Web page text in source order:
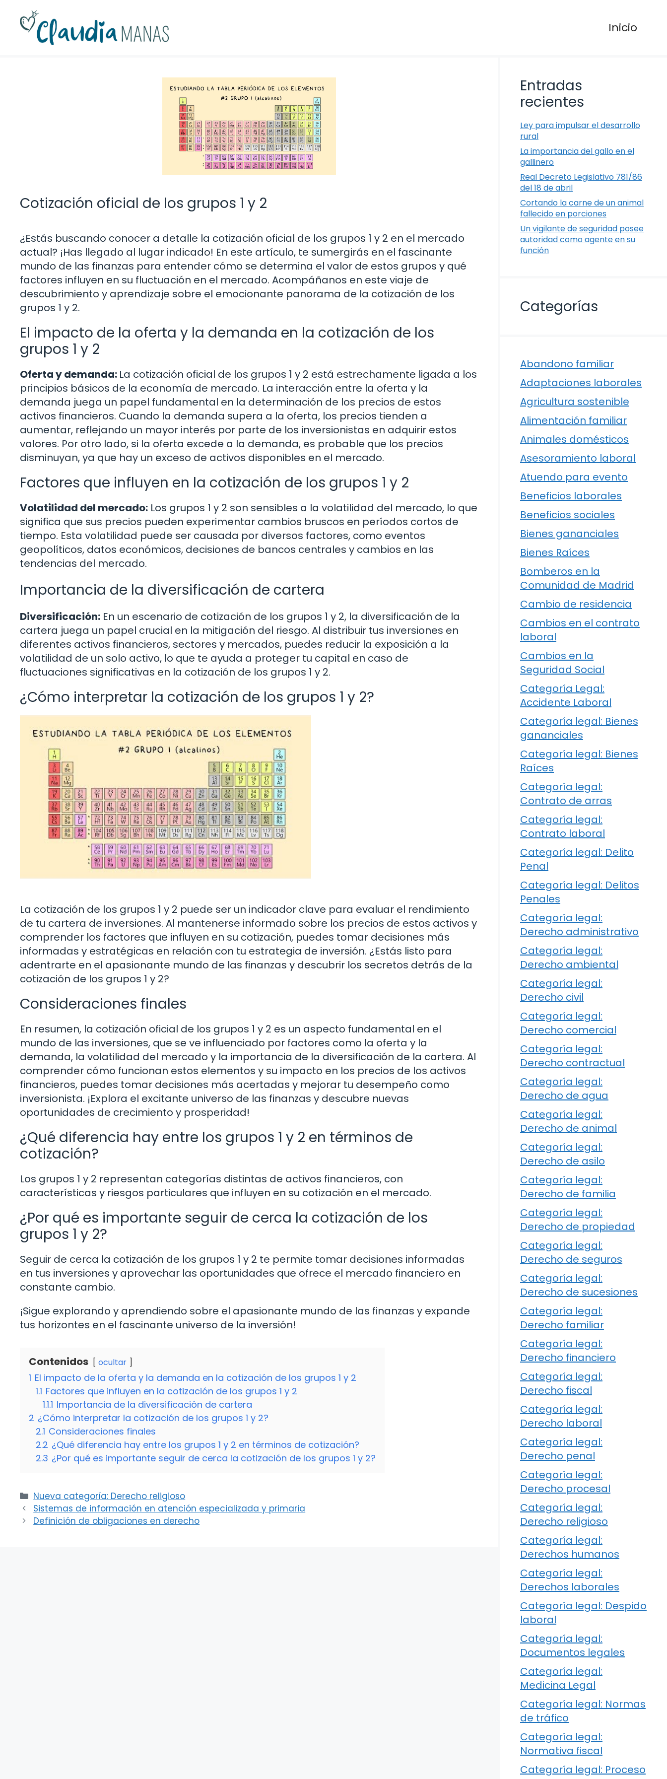
contenido
Inicio
Cotización oficial de los grupos 1 y 2
¿Estás buscando conocer a detalle la cotización oficial de los grupos 1 y 2 en el mercado
actual? ¡Has llegado al lugar indicado! En este artículo, te sumergirás en el fascinante
mundo de las finanzas para entender cómo se determina el valor de estos grupos y qué
factores influyen en su fluctuación en el mercado. Acompáñanos en este viaje de
descubrimiento y aprendizaje sobre el emocionante panorama de la cotización de los
grupos 1 y 2.
El impacto de la oferta y la demanda en la cotización de los
grupos 1 y 2
Oferta y demanda: La cotización oficial de los grupos 1 y 2 está estrechamente ligada a los
principios básicos de la economía de mercado. La interacción entre la oferta y la
demanda juega un papel fundamental en la determinación de los precios de estos
activos financieros. Cuando la demanda supera a la oferta, los precios tienden a
aumentar, reflejando un mayor interés por parte de los inversionistas en adquirir estos
valores. Por otro lado, si la oferta excede a la demanda, es probable que los precios
disminuyan, ya que hay un exceso de activos disponibles en el mercado.
Factores que influyen en la cotización de los grupos 1 y 2
Volatilidad del mercado: Los grupos 1 y 2 son sensibles a la volatilidad del mercado, lo que
significa que sus precios pueden experimentar cambios bruscos en períodos cortos de
tiempo. Esta volatilidad puede ser causada por diversos factores, como eventos
geopolíticos, datos económicos, decisiones de bancos centrales y cambios en las
tendencias del mercado.
Importancia de la diversificación de cartera
Diversificación: En un escenario de cotización de los grupos 1 y 2, la diversificación de la
cartera juega un papel crucial en la mitigación del riesgo. Al distribuir tus inversiones en
diferentes activos financieros, sectores y mercados, puedes reducir la exposición a la
volatilidad de un solo activo, lo que te ayuda a proteger tu capital en caso de
fluctuaciones significativas en la cotización de los grupos 1 y 2.
¿Cómo interpretar la cotización de los grupos 1 y 2?
La cotización de los grupos 1 y 2 puede ser un indicador clave para evaluar el rendimiento
de tu cartera de inversiones. Al mantenerse informado sobre los precios de estos activos y
comprender los factores que influyen en su cotización, puedes tomar decisiones más
informadas y estratégicas en relación con tu estrategia de inversión. ¿Estás listo para
adentrarte en el apasionante mundo de las finanzas y descubrir los secretos detrás de la
cotización de los grupos 1 y 2?
Consideraciones finales
En resumen, la cotización oficial de los grupos 1 y 2 es un aspecto fundamental en el
mundo de las inversiones, que se ve influenciado por factores como la oferta y la
demanda, la volatilidad del mercado y la importancia de la diversificación de la cartera. Al
comprender cómo funcionan estos elementos y su impacto en los precios de los activos
financieros, puedes tomar decisiones más acertadas y mejorar tu desempeño como
inversionista. ¡Explora el excitante universo de las finanzas y descubre nuevas
oportunidades de crecimiento y prosperidad!
¿Qué diferencia hay entre los grupos 1 y 2 en términos de
cotización?
Los grupos 1 y 2 representan categorías distintas de activos financieros, con
características y riesgos particulares que influyen en su cotización en el mercado.
¿Por qué es importante seguir de cerca la cotización de los
grupos 1 y 2?
Seguir de cerca la cotización de los grupos 1 y 2 te permite tomar decisiones informadas
en tus inversiones y aprovechar las oportunidades que ofrece el mercado financiero en
constante cambio.
¡Sigue explorando y aprendiendo sobre el apasionante mundo de las finanzas y expande
tus horizontes en el fascinante universo de la inversión!
Contenidos ocultar
1 El impacto de la oferta y la demanda en la cotización de los grupos 1 y 2
1.1 Factores que influyen en la cotización de los grupos 1 y 2
1.1.1 Importancia de la diversificación de cartera
2 ¿Cómo interpretar la cotización de los grupos 1 y 2?
2.1 Consideraciones finales
2.2 ¿Qué diferencia hay entre los grupos 1 y 2 en términos de cotización?
2.3 ¿Por qué es importante seguir de cerca la cotización de los grupos 1 y 2?
Categorías
Nueva categoría: Derecho religioso
Sistemas de información en atención especializada y primaria
Definición de obligaciones en derecho
Entradas
recientes
Ley para impulsar el desarrollo
rural
La importancia del gallo en el
gallinero
Real Decreto Legislativo 781/86
del 18 de abril
Cortando la carne de un animal
fallecido en porciones
Un vigilante de seguridad posee
autoridad como agente en su
función
Categorías
Abandono familiar
Adaptaciones laborales
Agricultura sostenible
Alimentación familiar
Animales domésticos
Asesoramiento laboral
Atuendo para evento
Beneficios laborales
Beneficios sociales
Bienes gananciales
Bienes Raíces
Bomberos en la
Comunidad de Madrid
Cambio de residencia
Cambios en el contrato
laboral
Cambios en la
Seguridad Social
Categoría Legal:
Accidente Laboral
Categoría legal: Bienes
gananciales
Categoría legal: Bienes
Raíces
Categoría legal:
Contrato de arras
Categoría legal:
Contrato laboral
Categoría legal: Delito
Penal
Categoría legal: Delitos
Penales
Categoría legal:
Derecho administrativo
Categoría legal:
Derecho ambiental
Categoría legal:
Derecho civil
Categoría legal:
Derecho comercial
Categoría legal:
Derecho contractual
Categoría legal:
Derecho de agua
Categoría legal:
Derecho de animal
Categoría legal:
Derecho de asilo
Categoría legal:
Derecho de familia
Categoría legal:
Derecho de propiedad
Categoría legal:
Derecho de seguros
Categoría legal:
Derecho de sucesiones
Categoría legal:
Derecho familiar
Categoría legal:
Derecho financiero
Categoría legal:
Derecho fiscal
Categoría legal:
Derecho laboral
Categoría legal:
Derecho penal
Categoría legal:
Derecho procesal
Categoría legal:
Derecho religioso
Categoría legal:
Derechos humanos
Categoría legal:
Derechos laborales
Categoría legal: Despido
laboral
Categoría legal:
Documentos legales
Categoría legal:
Medicina Legal
Categoría legal: Normas
de tráfico
Categoría legal:
Normativa fiscal
Categoría legal: Proceso